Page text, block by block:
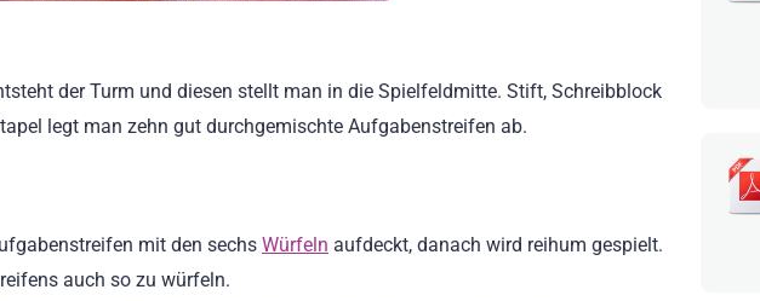
der Turm und diesen stellt man in die Spielfeldmitte. Stift, Schreibblock
legt man zehn gut durchgemischte Aufgabenstreifen ab.
mit den sechs Würfeln aufdeckt, danach wird reihum gespielt.
auch so zu würfeln.